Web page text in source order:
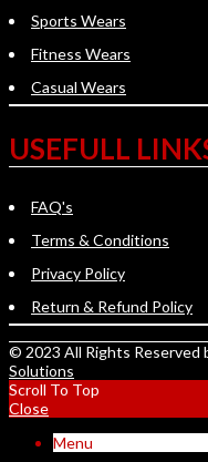
Sports Wears
Fitness Wears
Casual Wears
USEFULL
FAQ's
Terms & Conditions
Privacy Policy
Return & Refund Policy
© 2023 All Rights Reserved
Solutions
Scroll To Top
Close
Menu